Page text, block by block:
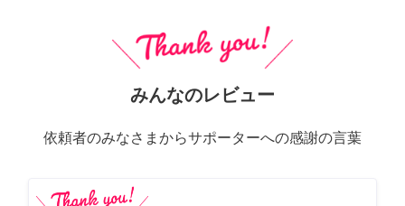
みんなのレビュー
依頼者のみなさまからサポーターへの感謝の言葉